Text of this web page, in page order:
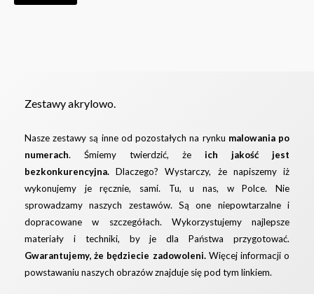
Zestawy akrylowo.
Nasze zestawy są inne od pozostałych na rynku malowania po
numerach. Śmiemy twierdzić, że ich jakość jest
bezkonkurencyjna. Dlaczego? Wystarczy, że napiszemy iż
wykonujemy je ręcznie, sami. Tu, u nas, w Polce. Nie
sprowadzamy naszych zestawów. Są one niepowtarzalne i
dopracowane w szczegółach. Wykorzystujemy najlepsze
materiały i techniki, by je dla Państwa przygotować.
Gwarantujemy, że będziecie zadowoleni. Więcej informacji o
powstawaniu naszych obrazów znajduje się pod tym linkiem.